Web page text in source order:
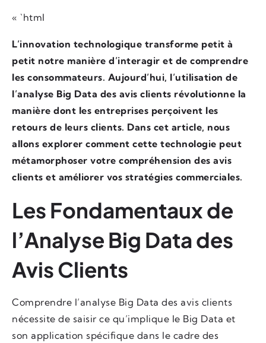
« `html
L’innovation technologique transforme petit à
petit notre manière d’interagir et de comprendre
les consommateurs. Aujourd’hui, l’utilisation de
l’analyse Big Data des avis clients révolutionne la
manière dont les entreprises perçoivent les
retours de leurs clients. Dans cet article, nous
allons explorer comment cette technologie peut
métamorphoser votre compréhension des avis
clients et améliorer vos stratégies commerciales.
Les Fondamentaux de
l’Analyse Big Data des
Avis Clients
Comprendre l’analyse Big Data des avis clients
nécessite de saisir ce qu’implique le Big Data et
son application spécifique dans le cadre des